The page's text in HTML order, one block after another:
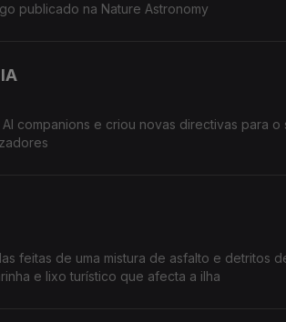
publicado na Nature Astronomy
companions e criou novas directivas para o
feitas de uma mistura de asfalto e detritos
e lixo turístico que afecta a ilha